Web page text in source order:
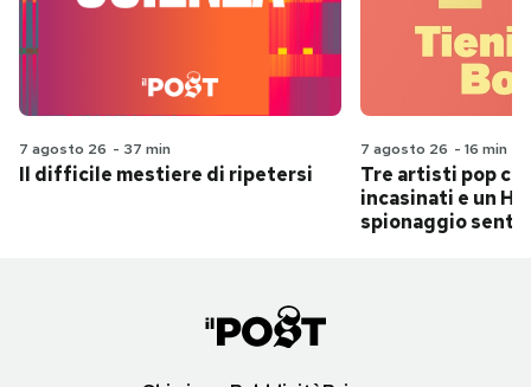
7 agosto 26 - 37 min
Il difficile mestiere di ripetersi
7 agosto 26 - 16 min
Tre artisti pop
incasinati e un
spionaggio